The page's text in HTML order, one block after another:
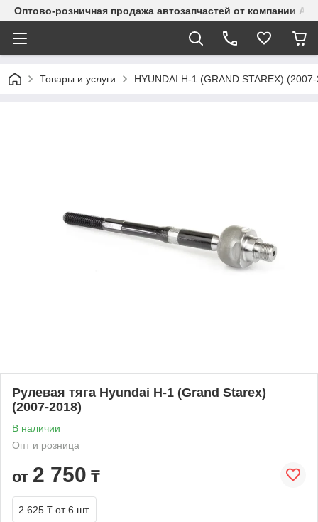
Оптово-розничная продажа автозапчастей от компании
Товары и услуги HYUNDAI H-1 (GRAND STAREX)
Рулевая тяга Hyundai H-1 (Grand Starex)
(2007-2018)
В наличии
Опт и розница
от 2 750 ₸
2 625 ₸ от 6 шт.